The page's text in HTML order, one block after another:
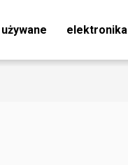
używane elektronika